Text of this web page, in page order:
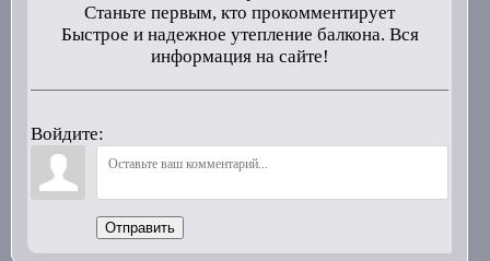
Станьте первым, кто прокомментирует
Быстрое и надежное утепление балкона. Вся
информация на сайте!
Войдите:
Отправить